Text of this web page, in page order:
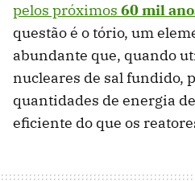
pelos próximos 60 mil
questão é o tório, um
abundante que, quando
nucleares de sal fundido,
quantidades de energia
eficiente do que os